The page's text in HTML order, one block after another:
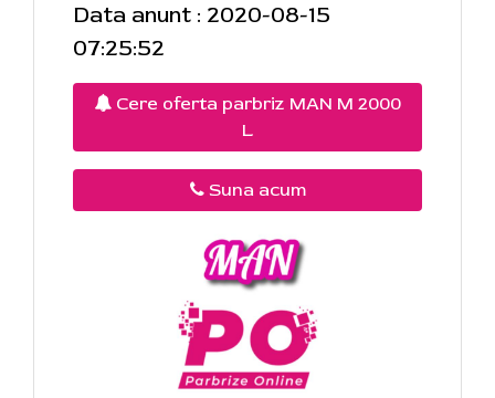
Data anunt : 2020-08-15
07:25:52
Cere oferta parbriz MAN M 2000
L
Suna acum